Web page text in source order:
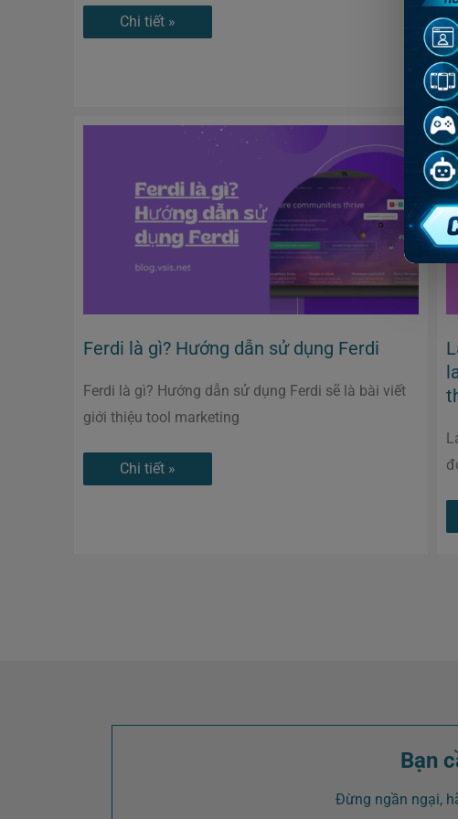
Chi tiết »
Ferdi là gì? Hướng dẫn sử dụng Ferdi
Ferdi là gì? Hướng dẫn sử dụng Ferdi sẽ là bài viết
giới thiệu tool marketing
Ferdi
dẫn
sử
dụng
Ferdi
Chi tiết »
Bạn
Đừng ngần ngại,